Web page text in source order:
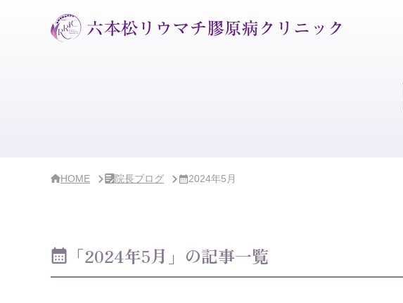
HOME 院長ブログ 2024年5月
「2024年5月」の記事一覧